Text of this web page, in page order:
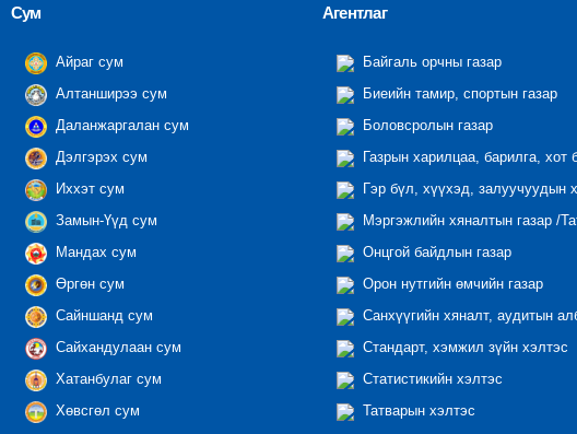
Сум
Айраг сум
Алтанширээ сум
Даланжаргалан сум
Дэлгэрэх сум
Иххэт сум
Замын-Үүд сум
Мандах сум
Өргөн сум
Сайншанд сум
Сайхандулаан сум
Хатанбулаг сум
Хөвсгөл сум
Агентлаг
Байгаль орчны газар
Биеийн тамир, спортын газар
Боловсролын газар
Газрын харилцаа, барилга, хот
Гэр бүл, хүүхэд, залуучуудын
Мэргэжлийн хяналтын газар /
Онцгой байдлын газар
Орон нутгийн өмчийн газар
Санхүүгийн хяналт, аудитын
Стандарт, хэмжил зүйн хэлтэс
Статистикийн хэлтэс
Татварын хэлтэс